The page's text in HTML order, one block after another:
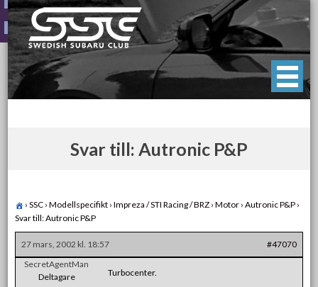
Skip
to
content
Swedish Subaru Club
För oss som älskar Subaru!
Svar till: Autronic P&P
› SSC › Modellspecifikt › Impreza / STI Racing / BRZ › Motor › Autronic P&P ›
Svar till: Autronic P&P
27 mars, 2002 kl. 18:57
#47070
SecretAgentMan
Deltagare
Turbocenter.